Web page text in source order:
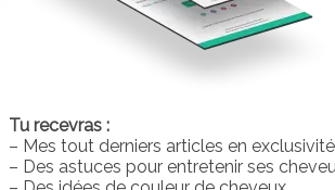
Tu recevras :
– Mes tout derniers articles en exclusivité
– Des astuces pour entretenir ses